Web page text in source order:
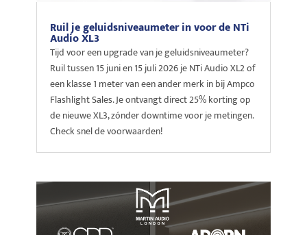
Ruil je geluidsniveaumeter in voor de NTi
Audio XL3
Tijd voor een upgrade van je geluidsniveaumeter?
Ruil tussen 15 juni en 15 juli 2026 je NTi Audio XL2 of
een klasse 1 meter van een ander merk in bij Ampco
Flashlight Sales. Je ontvangt direct 25% korting op
de nieuwe XL3, zónder downtime voor je metingen.
Check snel de voorwaarden!